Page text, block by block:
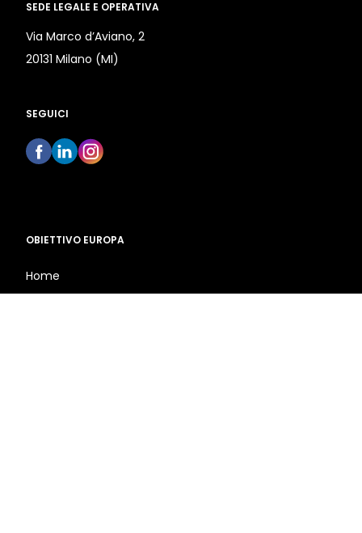
SEDE LEGALE E OPERATIVA
Via Marco d’Aviano, 2
20131 Milano (MI)
SEGUICI
OBIETTIVO EUROPA
Home